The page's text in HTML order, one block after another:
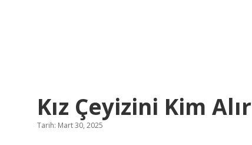
Kız Çeyizini Kim Alır
Tarih: Mart 30, 2025